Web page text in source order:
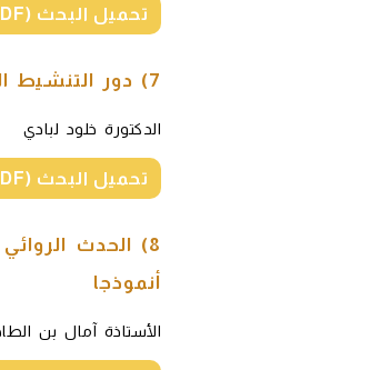
تحميل البحث (PDF)
7) دور التنشيط التربوي في تنمية المهارات الحياتية للمتعلم
الدكتورة خلود لبادي
تحميل البحث (PDF)
8) الحدث
أنموذجا
الأستاذة آمال بن